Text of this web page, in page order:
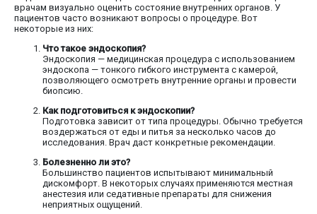
врачам визуально оценить состояние внутренних органов. У
пациентов часто возникают вопросы о процедуре. Вот
некоторые из них:
Что такое эндоскопия?
Эндоскопия — медицинская процедура с использованием
эндоскопа — тонкого гибкого инструмента с камерой,
позволяющего осмотреть внутренние органы и провести
биопсию.
Как подготовиться к эндоскопии?
Подготовка зависит от типа процедуры. Обычно требуется
воздержаться от еды и питья за несколько часов до
исследования. Врач даст конкретные рекомендации.
Болезненно ли это?
Большинство пациентов испытывают минимальный
дискомфорт. В некоторых случаях применяются местная
анестезия или седативные препараты для снижения
неприятных ощущений.